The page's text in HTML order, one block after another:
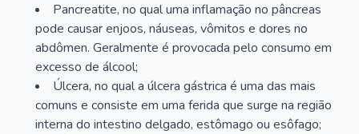
Pancreatite, no qual uma inflamação no pâncreas
pode causar enjoos, náuseas, vômitos e dores no
abdômen. Geralmente é provocada pelo consumo em
excesso de álcool;
Úlcera, no qual a úlcera gástrica é uma das mais
comuns e consiste em uma ferida que surge na região
interna do intestino delgado, estômago ou esôfago;